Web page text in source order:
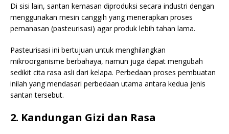
Di sisi lain, santan kemasan diproduksi secara industri dengan
menggunakan mesin canggih yang menerapkan proses
pemanasan (pasteurisasi) agar produk lebih tahan lama.
Pasteurisasi ini bertujuan untuk menghilangkan
mikroorganisme berbahaya, namun juga dapat mengubah
sedikit cita rasa asli dari kelapa. Perbedaan proses pembuatan
inilah yang mendasari perbedaan utama antara kedua jenis
santan tersebut.
2. Kandungan Gizi dan Rasa